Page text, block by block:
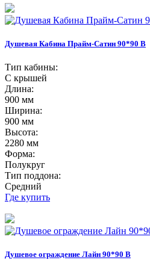
Душевая Кабина Прайм-Сатин 90*90 В
Тип кабины:
С крышей
Длина:
900 мм
Ширина:
900 мм
Высота:
2280 мм
Форма:
Полукруг
Тип поддона:
Средний
Где купить
Душевое ограждение Лайн 90*90 В